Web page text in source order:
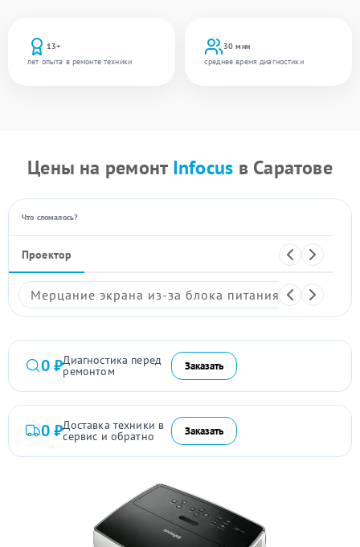
13+
лет опыта в ремонте техники
30 мин
среднее время диагностики
Цены на ремонт Infocus в Саратове
Что сломалось?
Проектор
Мерцание экрана из-за блока питания
0 ₽Диагностика перед
ремонтом Заказать
0 ₽Доставка техники в
сервис и обратно Заказать